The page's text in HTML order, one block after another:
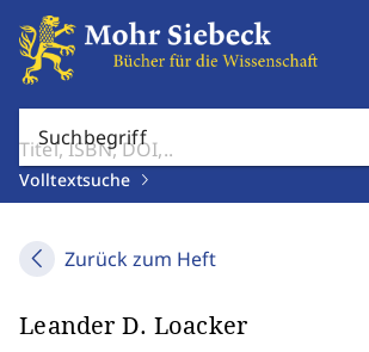
Suchbegriff
Volltextsuche
Zurück zum Heft
Leander D. Loacker